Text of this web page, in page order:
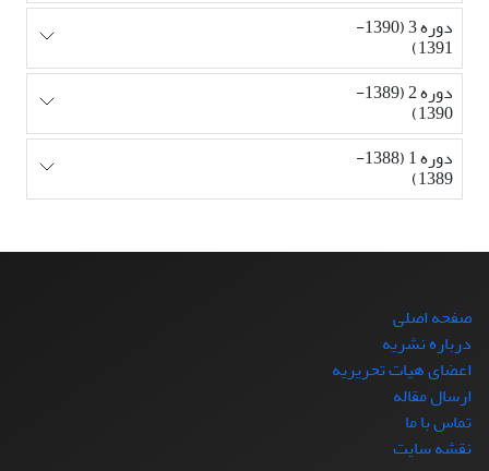
دوره 3 (1390-
1391)
دوره 2 (1389-
1390)
دوره 1 (1388-
1389)
صفحه اصلی
درباره نشریه
اعضای هیات تحریریه
ارسال مقاله
تماس با ما
نقشه سایت